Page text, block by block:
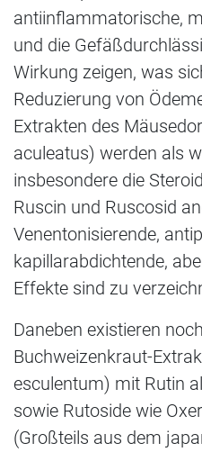
antiinflammatorische,
und die
Wirkung zeigen, was
Reduzierung von
Extrakten des
aculeatus) werden als
insbesondere die
Ruscin und Ruscosid
Venentonisierende,
kapillarabdichtende,
Effekte sind zu
Daneben existieren
Buchweizenkraut-
esculentum) mit Rutin
sowie Rutoside wie
(Großteils aus dem